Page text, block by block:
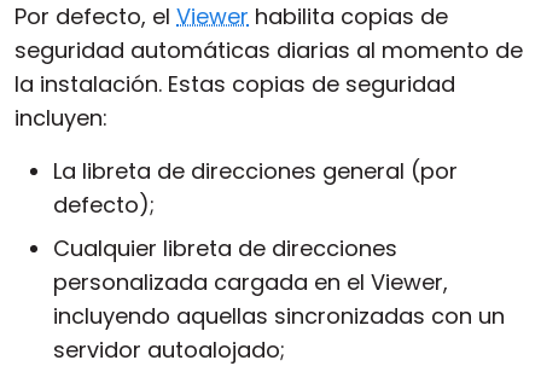
Por defecto, el Viewer habilita copias de
seguridad automáticas diarias al momento de
la instalación. Estas copias de seguridad
incluyen:
La libreta de direcciones general (por
defecto);
Cualquier libreta de direcciones
personalizada cargada en el Viewer,
incluyendo aquellas sincronizadas con un
servidor autoalojado;